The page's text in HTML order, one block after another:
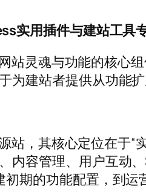
实用插件与建站工具
站灵魂与功能的核心
为建站者提供从功能
站，其核心定位在于
内容管理、用户互动
期的功能配置，到